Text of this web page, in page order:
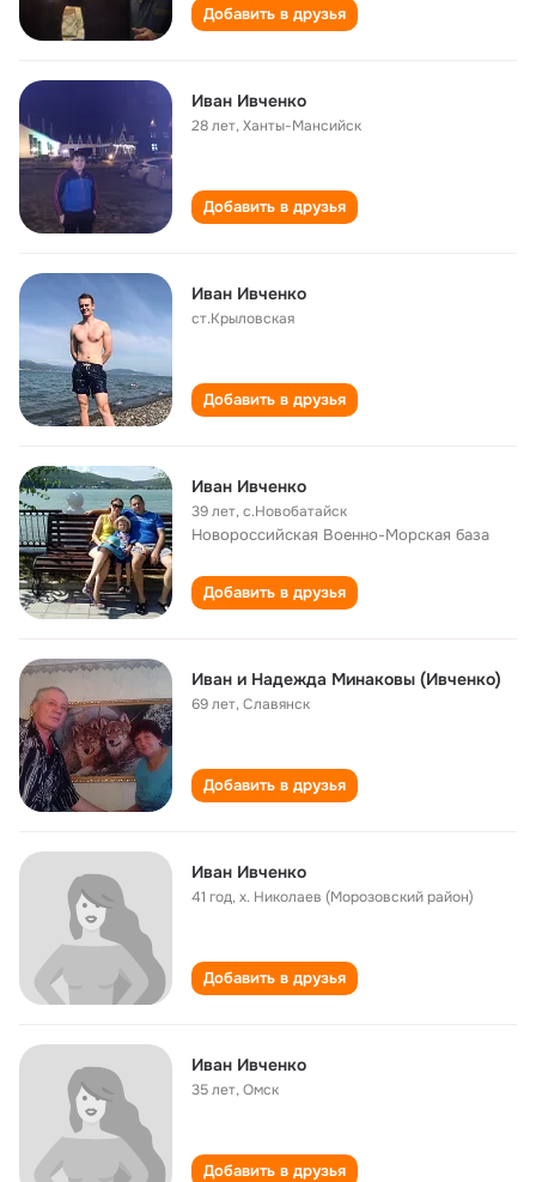
Добавить в друзья
Иван Ивченко
28 лет,Ханты-Мансийск
Добавить в друзья
Иван Ивченко
ст.Крыловская
Добавить в друзья
Иван Ивченко
39 лет,с.Новобатайск
Новороссийская Военно-Морская база
Добавить в друзья
Иван и Надежда Минаковы (Ивченко)
69 лет,Славянск
Добавить в друзья
Иван Ивченко
41 год,х. Николаев (Морозовский район)
Добавить в друзья
Иван Ивченко
35 лет,Омск
Добавить в друзья